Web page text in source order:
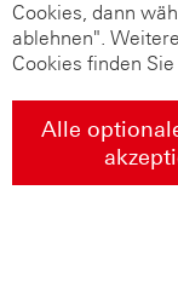
Cookies, dann
ablehnen".
Cookies finden
Alle